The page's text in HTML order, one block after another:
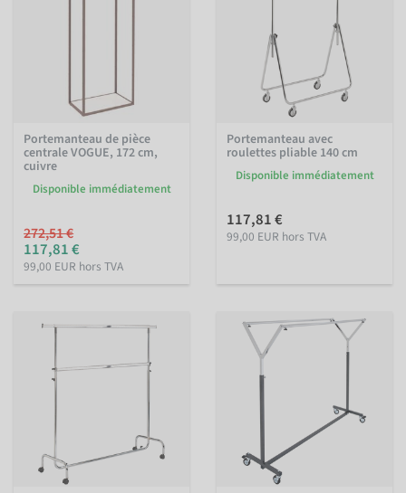
Portemanteau de pièce
centrale VOGUE, 172 cm,
cuivre
Disponible immédiatement
272,51 €
117,81 €
99,00 EUR hors TVA
Portemanteau avec
roulettes pliable 140 cm
Disponible immédiatement
117,81 €
99,00 EUR hors TVA